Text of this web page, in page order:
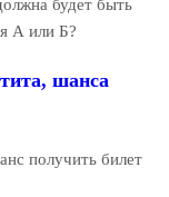
будет быть
А или Б?
шанса
получить билет